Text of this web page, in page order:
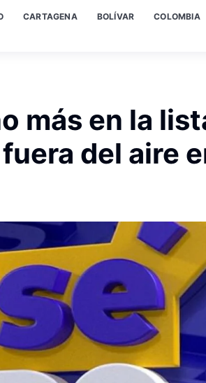
CARTAGENA BOLÍVAR COLOMBIA
más en la
del aire